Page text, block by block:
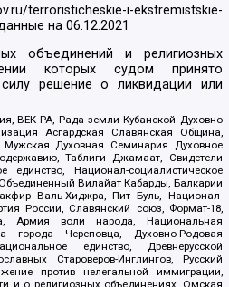
terroristicheskie-i-ekstremistskie-
на06.12.2021
объединений и религиозных
которых судом принято
решение о ликвидации или
ВЕК РА, Рада земли Кубанской Духовно
Асгардская Славянская Община,
Духовная Семинария Духовное
Таблиги Джамаат, Свидетели
единство, Национал-социалистическое
Вилайат Кабарды, Балкарии
Валь-Хиджра, Пит Буль, Национал-
России, Славянский союз, Формат-18,
Армия воли народа, Национальная
города Череповца, Духовно-Родовая
единство, Древнерусской
Староверов-Инглингов, Русский
против нелегальной иммиграции,
и о религиозных объединениях, Омская